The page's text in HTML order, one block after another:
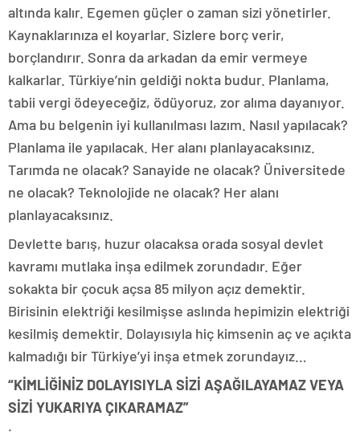
altında kalır. Egemen güçler o zaman sizi yönetirler.
Kaynaklarınıza el koyarlar. Sizlere borç verir,
borçlandırır. Sonra da arkadan da emir vermeye
kalkarlar. Türkiye’nin geldiği nokta budur. Planlama,
tabii vergi ödeyeceğiz, ödüyoruz, zor alıma dayanıyor.
Ama bu belgenin iyi kullanılması lazım. Nasıl yapılacak?
Planlama ile yapılacak. Her alanı planlayacaksınız.
Tarımda ne olacak? Sanayide ne olacak? Üniversitede
ne olacak? Teknolojide ne olacak? Her alanı
planlayacaksınız.
Devlette barış, huzur olacaksa orada sosyal devlet
kavramı mutlaka inşa edilmek zorundadır. Eğer
sokakta bir çocuk açsa 85 milyon açız demektir.
Birisinin elektriği kesilmişse aslında hepimizin elektriği
kesilmiş demektir. Dolayısıyla hiç kimsenin aç ve açıkta
kalmadığı bir Türkiye’yi inşa etmek zorundayız…
“KİMLİĞİNİZ DOLAYISIYLA SİZİ AŞAĞILAYAMAZ VEYA
SİZİ YUKARIYA ÇIKARAMAZ”